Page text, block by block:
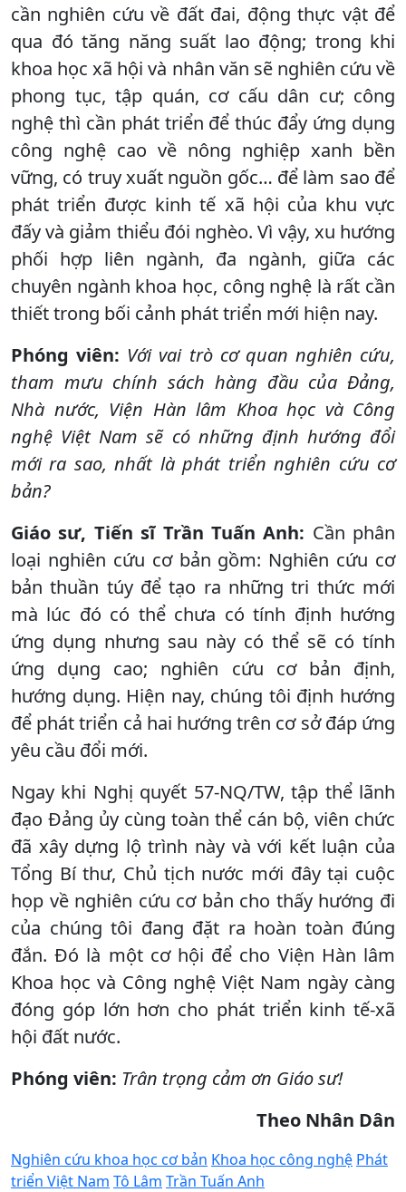
cần nghiên cứu về đất đai, động thực vật để
qua đó tăng năng suất lao động; trong khi
khoa học xã hội và nhân văn sẽ nghiên cứu về
phong tục, tập quán, cơ cấu dân cư; công
nghệ thì cần phát triển để thúc đẩy ứng dụng
công nghệ cao về nông nghiệp xanh bền
vững, có truy xuất nguồn gốc… để làm sao để
phát triển được kinh tế xã hội của khu vực
đấy và giảm thiểu đói nghèo. Vì vậy, xu hướng
phối hợp liên ngành, đa ngành, giữa các
chuyên ngành khoa học, công nghệ là rất cần
thiết trong bối cảnh phát triển mới hiện nay.
Phóng viên: Với vai trò cơ quan nghiên cứu,
tham mưu chính sách hàng đầu của Đảng,
Nhà nước, Viện Hàn lâm Khoa học và Công
nghệ Việt Nam sẽ có những định hướng đổi
mới ra sao, nhất là phát triển nghiên cứu cơ
bản?
Giáo sư, Tiến sĩ Trần Tuấn Anh: Cần phân
loại nghiên cứu cơ bản gồm: Nghiên cứu cơ
bản thuần túy để tạo ra những tri thức mới
mà lúc đó có thể chưa có tính định hướng
ứng dụng nhưng sau này có thể sẽ có tính
ứng dụng cao; nghiên cứu cơ bản định,
hướng dụng. Hiện nay, chúng tôi định hướng
để phát triển cả hai hướng trên cơ sở đáp ứng
yêu cầu đổi mới.
Ngay khi Nghị quyết 57-NQ/TW, tập thể lãnh
đạo Đảng ủy cùng toàn thể cán bộ, viên chức
đã xây dựng lộ trình này và với kết luận của
Tổng Bí thư, Chủ tịch nước mới đây tại cuộc
họp về nghiên cứu cơ bản cho thấy hướng đi
của chúng tôi đang đặt ra hoàn toàn đúng
đắn. Đó là một cơ hội để cho Viện Hàn lâm
Khoa học và Công nghệ Việt Nam ngày càng
đóng góp lớn hơn cho phát triển kinh tế-xã
hội đất nước.
Phóng viên: Trân trọng cảm ơn Giáo sư!
Theo Nhân Dân
Nghiên cứu khoa học cơ bản Khoa học công nghệ Phát
triển Việt Nam Tô Lâm Trần Tuấn Anh